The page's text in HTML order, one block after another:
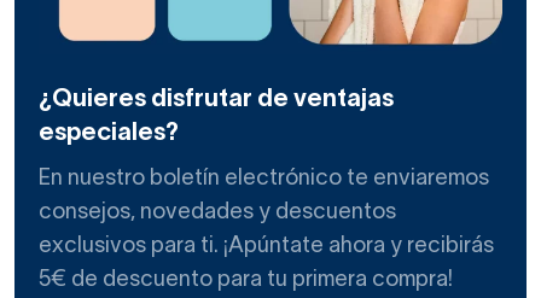
¿Quieres disfrutar de ventajas
especiales?
En nuestro boletín electrónico te enviaremos
consejos, novedades y descuentos
exclusivos para ti. ¡Apúntate ahora y recibirás
5€ de descuento para tu primera compra!